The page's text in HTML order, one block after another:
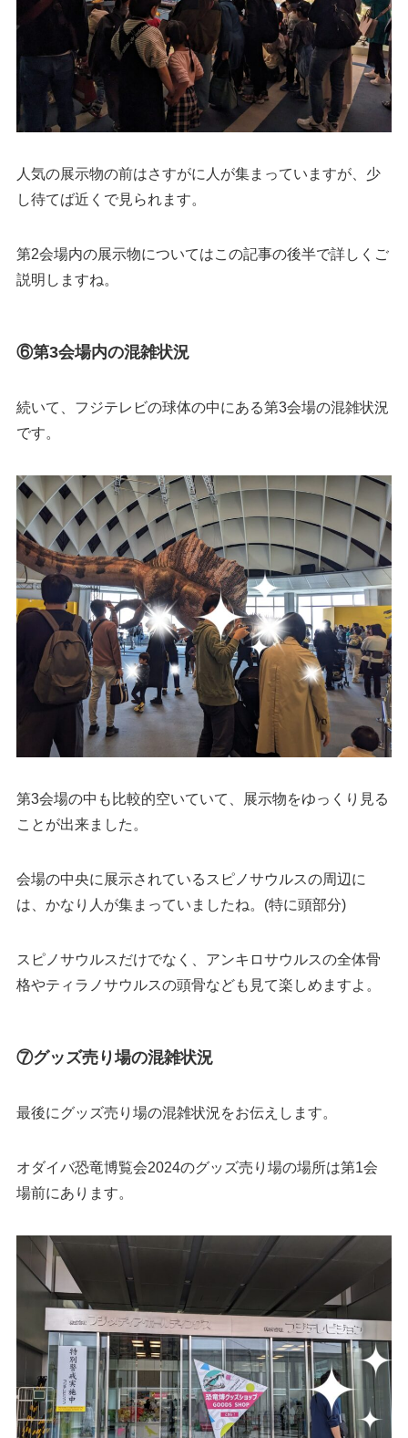
人気の展示物の前はさすがに人が集まっていますが、少
し待てば近くで見られます。
第2会場内の展示物についてはこの記事の後半で詳しくご
説明しますね。
⑥第3会場内の混雑状況
続いて、フジテレビの球体の中にある第3会場の混雑状況
です。
第3会場の中も比較的空いていて、展示物をゆっくり見る
ことが出来ました。
会場の中央に展示されているスピノサウルスの周辺に
は、かなり人が集まっていましたね。(特に頭部分)
スピノサウルスだけでなく、アンキロサウルスの全体骨
格やティラノサウルスの頭骨なども見て楽しめますよ。
⑦グッズ売り場の混雑状況
最後にグッズ売り場の混雑状況をお伝えします。
オダイバ恐竜博覧会2024のグッズ売り場の場所は第1会
場前にあります。